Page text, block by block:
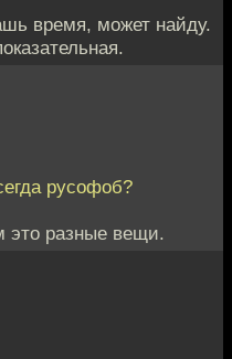
время, может найду.
русофоб?
это разные вещи.